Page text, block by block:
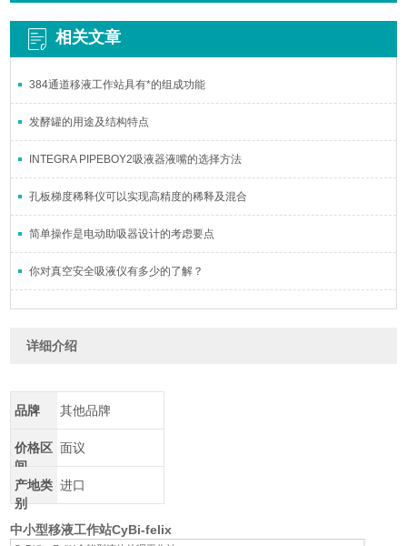
相关文章
384通道移液工作站具有*的组成功能
发酵罐的用途及结构特点
INTEGRA PIPEBOY2吸液器液嘴的选择方法
孔板梯度稀释仪可以实现高精度的稀释及混合
简单操作是电动助吸器设计的考虑要点
你对真空安全吸液仪有多少的了解？
详细介绍
品牌 其他品牌
价格区
间
面议
产地类
别
进口
中小型移液工作站CyBi-felix